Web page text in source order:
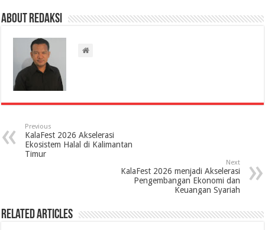
About Redaksi
Previous
KalaFest 2026 Akselerasi
Ekosistem Halal di Kalimantan
Timur
Next
KalaFest 2026 menjadi Akselerasi
Pengembangan Ekonomi dan
Keuangan Syariah
Related Articles